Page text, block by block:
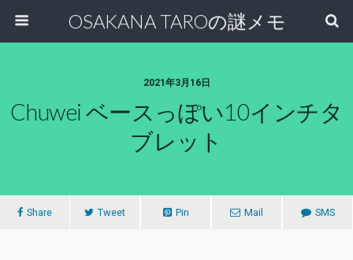
OSAKANA TAROの謎メモ
2021年3月16日
Chuwei ベースっぽい10インチタ
ブレット
Share Tweet Pin Mail SMS